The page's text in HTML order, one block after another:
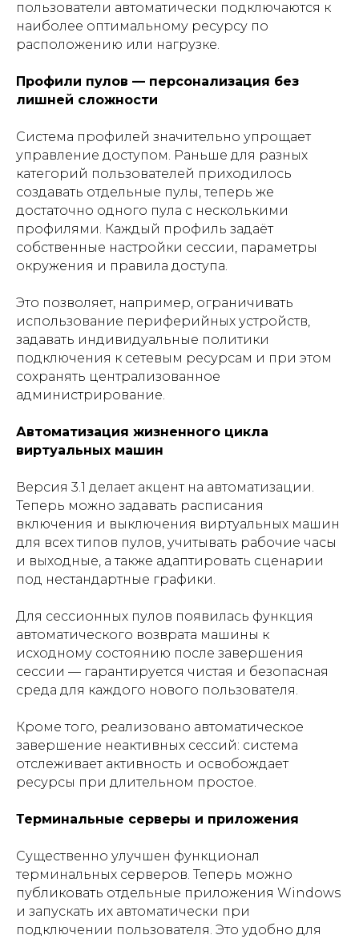
пользователи автоматически подключаются к
наиболее оптимальному ресурсу по
расположению или нагрузке.
Профили пулов — персонализация без
лишней сложности
Система профилей значительно упрощает
управление доступом. Раньше для разных
категорий пользователей приходилось
создавать отдельные пулы, теперь же
достаточно одного пула с несколькими
профилями. Каждый профиль задаёт
собственные настройки сессии, параметры
окружения и правила доступа.
Это позволяет, например, ограничивать
использование периферийных устройств,
задавать индивидуальные политики
подключения к сетевым ресурсам и при этом
сохранять централизованное
администрирование.
Автоматизация жизненного цикла
виртуальных машин
Версия 3.1 делает акцент на автоматизации.
Теперь можно задавать расписания
включения и выключения виртуальных машин
для всех типов пулов, учитывать рабочие часы
и выходные, а также адаптировать сценарии
под нестандартные графики.
Для сессионных пулов появилась функция
автоматического возврата машины к
исходному состоянию после завершения
сессии — гарантируется чистая и безопасная
среда для каждого нового пользователя.
Кроме того, реализовано автоматическое
завершение неактивных сессий: система
отслеживает активность и освобождает
ресурсы при длительном простое.
Терминальные серверы и приложения
Существенно улучшен функционал
терминальных серверов. Теперь можно
публиковать отдельные приложения Windows
и запускать их автоматически при
подключении пользователя. Это удобно для